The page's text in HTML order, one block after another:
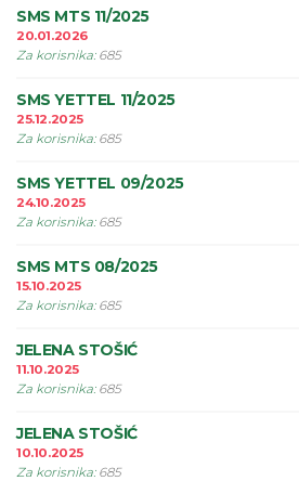
SMS MTS 11/2025
20.01.2026
Za korisnika: 685
SMS YETTEL 11/2025
25.12.2025
Za korisnika: 685
SMS YETTEL 09/2025
24.10.2025
Za korisnika: 685
SMS MTS 08/2025
15.10.2025
Za korisnika: 685
JELENA STOŠIĆ
11.10.2025
Za korisnika: 685
JELENA STOŠIĆ
10.10.2025
Za korisnika: 685